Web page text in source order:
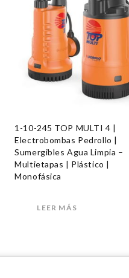
1-10-245 TOP MULTI 4 |
Electrobombas Pedrollo |
Sumergibles Agua Limpia –
Multietapas | Plástico |
Monofásica
LEER MÁS